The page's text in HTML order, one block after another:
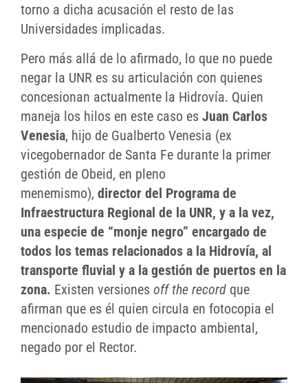
torno a dicha acusación el resto de las
Universidades implicadas.
Pero más allá de lo afirmado, lo que no puede
negar la UNR es su articulación con quienes
concesionan actualmente la Hidrovía. Quien
maneja los hilos en este caso es Juan Carlos
Venesia, hijo de Gualberto Venesia (ex
vicegobernador de Santa Fe durante la primer
gestión de Obeid, en pleno
menemismo), director del Programa de
Infraestructura Regional de la UNR, y a la vez,
una especie de “monje negro” encargado de
todos los temas relacionados a la Hidrovía, al
transporte fluvial y a la gestión de puertos en la
zona. Existen versiones off the record que
afirman que es él quien circula en fotocopia el
mencionado estudio de impacto ambiental,
negado por el Rector.